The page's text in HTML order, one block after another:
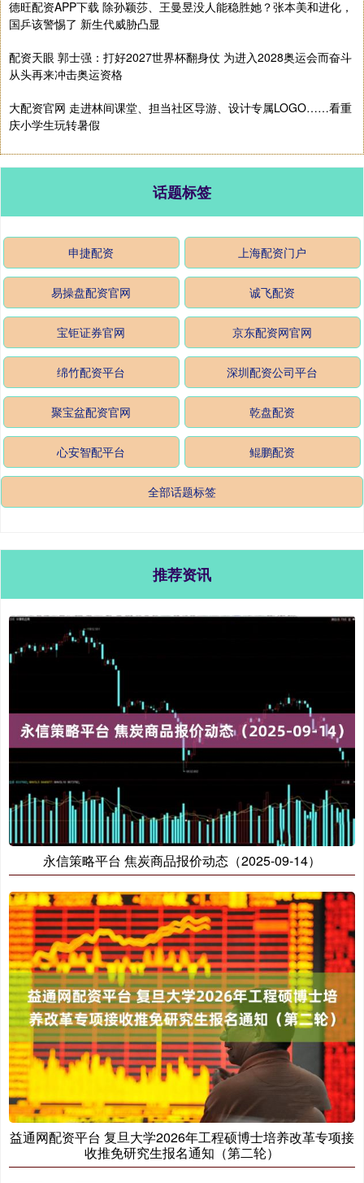
德旺配资APP下载 除孙颖莎、王曼昱没人能稳胜她？张本美和进化，
国乒该警惕了 新生代威胁凸显
配资天眼 郭士强：打好2027世界杯翻身仗 为进入2028奥运会而奋斗
从头再来冲击奥运资格
大配资官网 走进林间课堂、担当社区导游、设计专属LOGO……看重
庆小学生玩转暑假
话题标签
申捷配资 上海配资门户
易操盘配资官网 诚飞配资
宝钜证券官网 京东配资网官网
绵竹配资平台 深圳配资公司平台
聚宝盆配资官网 乾盘配资
心安智配平台 鲲鹏配资
全部话题标签
推荐资讯
永信策略平台 焦炭商品报价动态（2025-09-14）
益通网配资平台 复旦大学2026年工程硕博士培养改革专项接
收推免研究生报名通知（第二轮）